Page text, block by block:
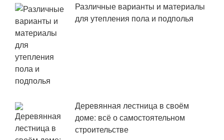
Различные варианты и материалы
для утепления пола и подполья
Деревянная лестница в своём
доме: всё о самостоятельном
строительстве